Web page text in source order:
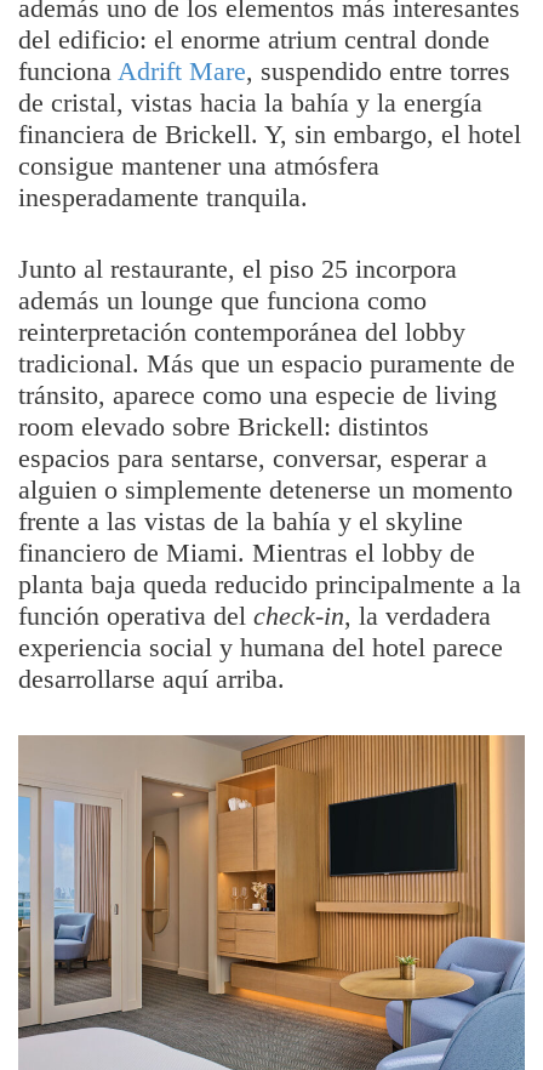
además uno de los elementos más interesantes
del edificio: el enorme atrium central donde
funciona Adrift Mare, suspendido entre torres
de cristal, vistas hacia la bahía y la energía
financiera de Brickell. Y, sin embargo, el hotel
consigue mantener una atmósfera
inesperadamente tranquila.
Junto al restaurante, el piso 25 incorpora
además un lounge que funciona como
reinterpretación contemporánea del lobby
tradicional. Más que un espacio puramente de
tránsito, aparece como una especie de living
room elevado sobre Brickell: distintos
espacios para sentarse, conversar, esperar a
alguien o simplemente detenerse un momento
frente a las vistas de la bahía y el skyline
financiero de Miami. Mientras el lobby de
planta baja queda reducido principalmente a la
función operativa del check-in, la verdadera
experiencia social y humana del hotel parece
desarrollarse aquí arriba.